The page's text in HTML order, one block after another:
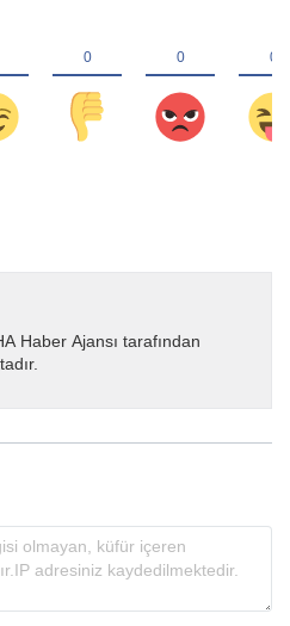
Haber Ajansı tarafından